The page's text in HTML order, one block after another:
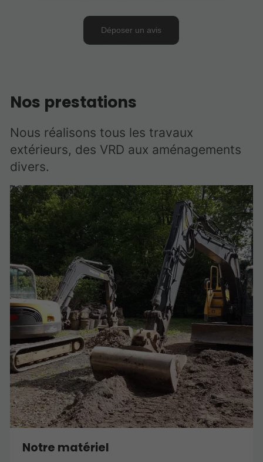
Nos prestations
Nous réalisons tous les travaux
extérieurs, des VRD aux aménagements
divers.
Notre matériel